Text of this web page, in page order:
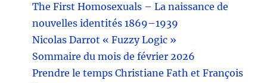
The First Homosexuals – La naissance de
nouvelles identités 1869–1939
Nicolas Darrot « Fuzzy Logic »
Sommaire du mois de février 2026
Prendre le temps Christiane Fath et François